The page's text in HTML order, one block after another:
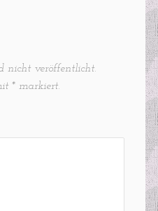
nicht veröffentlicht.
*markiert.